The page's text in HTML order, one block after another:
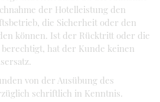
der Hotelleistung den
die Sicherheit oder den
können. Ist der Rücktritt oder die
hat der Kunde keinen
von der Ausübung des
schriftlich in Kenntnis.